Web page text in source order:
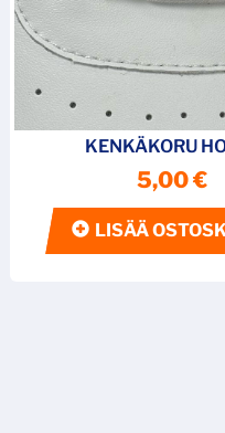
KENKÄKORU
5,00 €
LISÄÄ